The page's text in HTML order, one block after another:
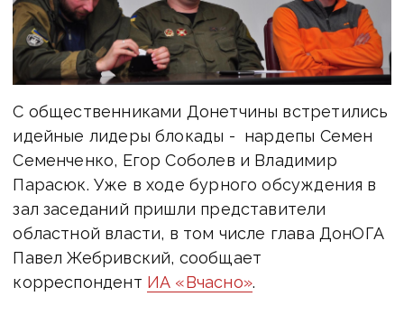
С общественниками Донетчины встретились
идейные лидеры блокады - нардепы Семен
Семенченко, Егор Соболев и Владимир
Парасюк. Уже в ходе бурного обсуждения в
зал заседаний пришли представители
областной власти, в том числе глава ДонОГА
Павел Жебривский, сообщает
корреспондент ИА «Вчасно».